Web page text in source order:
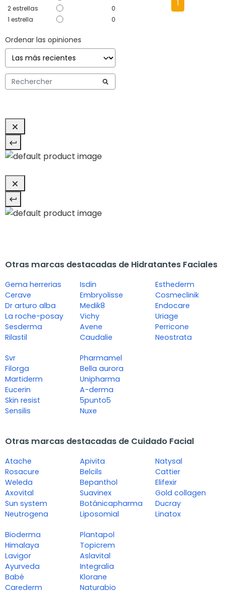
2estrellas
0
1 estrella 0
Ordenar las opiniones
1
Otras marcas destacadas de Hidratantes Faciales
Gema herrerias
Cerave
Dr arturo alba
La roche-posay
Sesderma
Rilastil
Isdin
Embryolisse
Medik8
Vichy
Avene
Caudalie
Esthederm
Cosmeclinik
Endocare
Uriage
Perricone
Neostrata
Svr
Filorga
Martiderm
Eucerin
Skin resist
Sensilis
Pharmamel
Bella aurora
Unipharma
A-derma
5punto5
Nuxe
Otras marcas destacadas de Cuidado Facial
Atache
Rosacure
Weleda
Axovital
Sun system
Neutrogena
Apivita
Belcils
Bepanthol
Suavinex
Botánicapharma
Liposomial
Natysal
Cattier
Elifexir
Gold collagen
Ducray
Linatox
Bioderma
Himalaya
Lavigor
Ayurveda
Babé
Carederm
Plantapol
Topicrem
Aslavital
Integralia
Klorane
Naturabio